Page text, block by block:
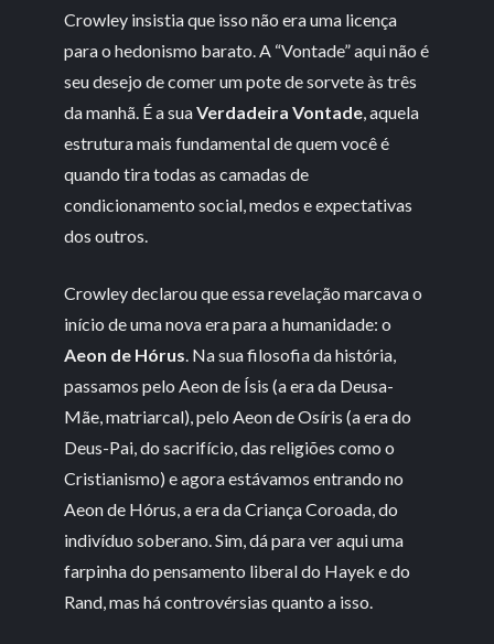
Crowley insistia que isso não era uma licença
para o hedonismo barato. A “Vontade” aqui não é
seu desejo de comer um pote de sorvete às três
da manhã. É a suaVerdadeira Vontade, aquela
estrutura mais fundamental de quem você é
quando tira todas as camadas de
condicionamento social, medos e expectativas
dos outros.
Crowley declarou que essa revelação marcava o
início de uma nova era para a humanidade: o
Aeon de Hórus. Na sua filosofia da história,
passamos pelo Aeon de Ísis (a era da Deusa-
Mãe, matriarcal), pelo Aeon de Osíris (a era do
Deus-Pai, do sacrifício, das religiões como o
Cristianismo) e agora estávamos entrando no
Aeon de Hórus, a era da Criança Coroada, do
indivíduo soberano. Sim, dá para ver aqui uma
farpinha do pensamento liberal do Hayek e do
Rand, mas há controvérsias quanto a isso.